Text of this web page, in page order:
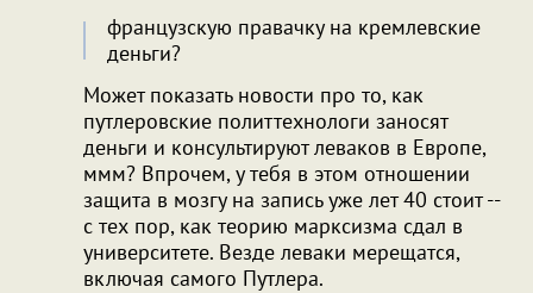
французскую правачку на кремлевские
деньги?
Может показать новости про то, как
путлеровские политтехнологи заносят
деньги и консультируют леваков в Европе,
ммм? Впрочем, у тебя в этом отношении
защита в мозгу на запись уже лет 40 стоит --
с тех пор, как теорию марксизма сдал в
университете. Везде леваки мерещатся,
включая самого Путлера.